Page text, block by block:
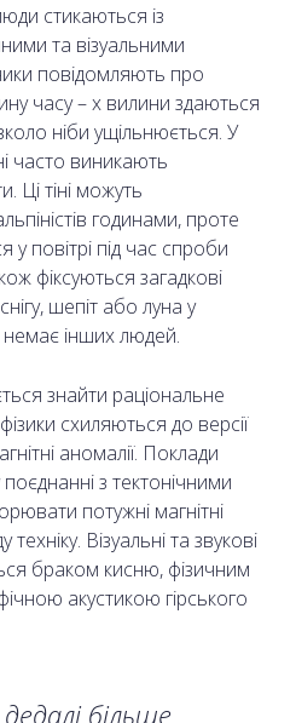
стикаються із
та візуальними
повідомляють про
часу – х вилини здаються
ніби ущільнюється. У
часто виникають
Ці тіні можуть
годинами, проте
у повітрі під час спроби
фіксуються загадкові
шепіт або луна у
немає інших людей.
знайти раціональне
схиляються до версії
аномалії. Поклади
з тектонічними
потужні магнітні
Візуальні та звукові
браком кисню, фізичним
акустикою гірського
більше